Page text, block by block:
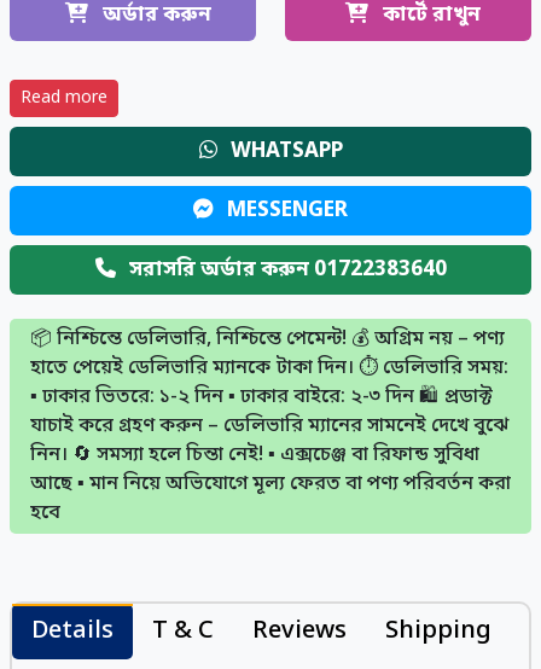
অর্ডার করুন কার্টে রাখুন
Read more
WHATSAPP
MESSENGER
সরাসরি অর্ডার করুন 01722383640
📦 নিশ্চিন্তে ডেলিভারি, নিশ্চিন্তে পেমেন্ট! 💰 অগ্রিম নয় – পণ্য
হাতে পেয়েই ডেলিভারি ম্যানকে টাকা দিন। ⏱️ ডেলিভারি সময়:
▪️ ঢাকার ভিতরে: ১-২ দিন ▪️ ঢাকার বাইরে: ২-৩ দিন 🛍️ প্রডাক্ট
যাচাই করে গ্রহণ করুন – ডেলিভারি ম্যানের সামনেই দেখে বুঝে
নিন। 🔄 সমস্যা হলে চিন্তা নেই! ▪️ এক্সচেঞ্জ বা রিফান্ড সুবিধা
আছে ▪️ মান নিয়ে অভিযোগে মূল্য ফেরত বা পণ্য পরিবর্তন করা
হবে
Details T & C Reviews
Shipping